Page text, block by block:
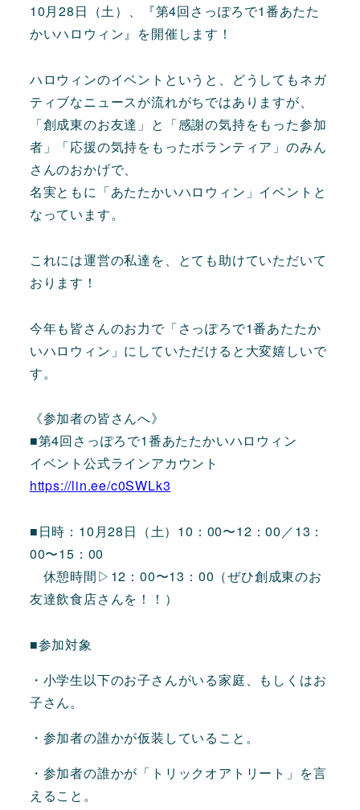
10月28日（土）、『第4回さっぽろで1番あたた
かいハロウィン』を開催します！
ハロウィンのイベントというと、どうしてもネガ
ティブなニュースが流れがちではありますが、
「創成東のお友達」と「感謝の気持をもった参加
者」「応援の気持をもったボランティア」のみん
さんのおかげで、
名実ともに「あたたかいハロウィン」イベントと
なっています。
これには運営の私達を、とても助けていただいて
おります！
今年も皆さんのお力で「さっぽろで1番あたたか
いハロウィン」にしていただけると大変嬉しいで
す。
《参加者の皆さんへ》
■第4回さっぽろで1番あたたかいハロウィン
イベント公式ラインアカウント
https://lin.ee/c0SWLk3
■日時：10月28日（土）10：00〜12：00／13：
00〜15：00
休憩時間▷12：00〜13：00（ぜひ創成東のお
友達飲食店さんを！！）
■参加対象
・小学生以下のお子さんがいる家庭、もしくはお
子さん。
・参加者の誰かが仮装していること。
・参加者の誰かが「トリックオアトリート」を言
えること。